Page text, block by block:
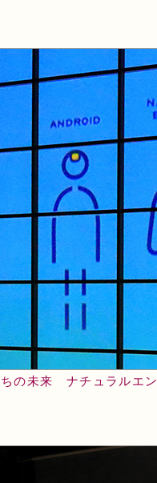
ちの未来 ナチュラルエ